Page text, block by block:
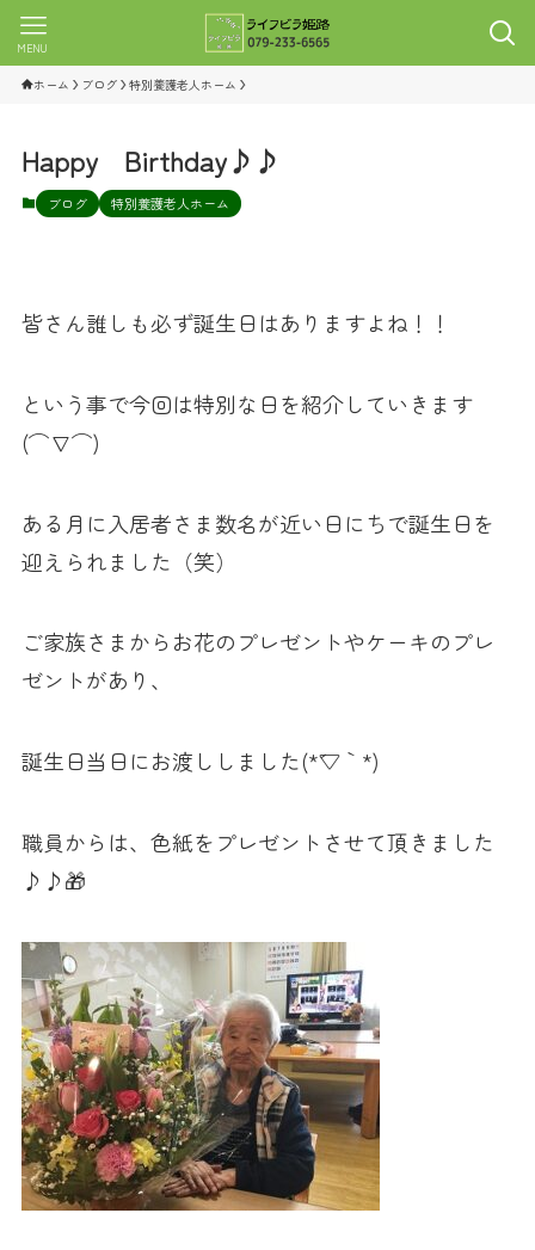
MENU
ホーム ブログ 特別養護老人ホーム
Happy Birthday♪♪
ブログ 特別養護老人ホーム
皆さん誰しも必ず誕生日はありますよね！！
という事で今回は特別な日を紹介していきます
(⌒∇⌒)
ある月に入居者さま数名が近い日にちで誕生日を
迎えられました（笑）
ご家族さまからお花のプレゼントやケーキのプレ
ゼントがあり、
誕生日当日にお渡ししました(*´▽｀*)
職員からは、色紙をプレゼントさせて頂きました
♪♪🎁